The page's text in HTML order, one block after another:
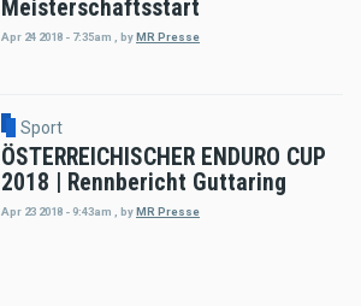
Meisterschaftsstart
Apr 24 2018 - 7:35am byMR Presse
Sport
ÖSTERREICHISCHER ENDURO CUP
2018 | Rennbericht Guttaring
Apr 23 2018 - 9:43am byMR Presse